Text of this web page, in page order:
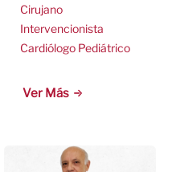
Cirujano
Intervencionista
Cardiólogo Pediátrico
Ver Más